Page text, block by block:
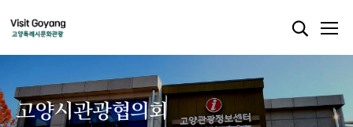
고양시관광협의회